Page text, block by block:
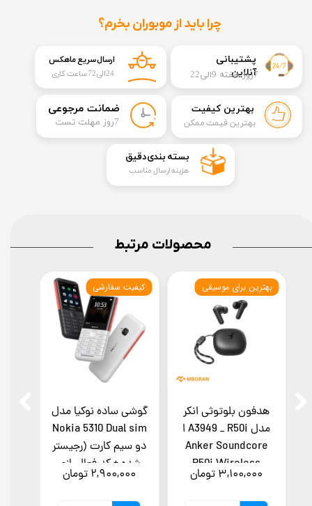
​​پشتیبانی
آنلاین7روز هفته 9الی22
چرا باید از موبوران بخرم؟
​ضمانت مرجوعی
​7روز مهلت تست
بهترین کیفیت
بهترین قیمت ممکن
ارسال سریع ماهکس
24الی72 ساعت کاری
​بسته بندی دقیق​​​​​​​
هزینه ارسال مناسب
گوشی ساده نوکیا مدل
Nokia 5310 Dual sim
دو سیم کارت (رجیستر
شده + کد فعالسازی
رجیستر)- (گارانتی
سلامت ۷ روزه کالا)
۲,۹۰۰,۰۰۰ تومان
کیفیت سفارشی
هدفون بلوتوثی انکر
مدل A3949 _ R50i ا
Anker Soundcore
R50i Wireless
Handsfree
۳,۱۰۰,۰۰۰ تومان
بهترین برای موسیقی
محصولات مرتبط